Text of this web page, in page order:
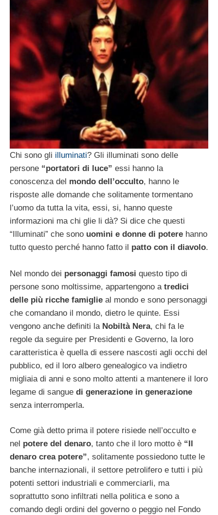
Chi sono gli illuminati? Gli illuminati sono delle
persone “portatori di luce” essi hanno la
conoscenza del mondo dell’occulto, hanno le
risposte alle domande che solitamente tormentano
l’uomo da tutta la vita, essi, si, hanno queste
informazioni ma chi glie li dà? Si dice che questi
“Illuminati” che sono uomini e donne di potere hanno
tutto questo perché hanno fatto il patto con il diavolo.
Nel mondo dei personaggi famosi questo tipo di
persone sono moltissime, appartengono a tredici
delle più ricche famiglie al mondo e sono personaggi
che comandano il mondo, dietro le quinte. Essi
vengono anche definiti la Nobiltà Nera, chi fa le
regole da seguire per Presidenti e Governo, la loro
caratteristica è quella di essere nascosti agli occhi del
pubblico, ed il loro albero genealogico va indietro
migliaia di anni e sono molto attenti a mantenere il loro
legame di sangue di generazione in generazione
senza interromperla.
Come già detto prima il potere risiede nell’occulto e
nel potere del denaro, tanto che il loro motto è “Il
denaro crea potere”, solitamente possiedono tutte le
banche internazionali, il settore petrolifero e tutti i più
potenti settori industriali e commerciarli, ma
soprattutto sono infiltrati nella politica e sono a
comando degli ordini del governo o peggio nel Fondo